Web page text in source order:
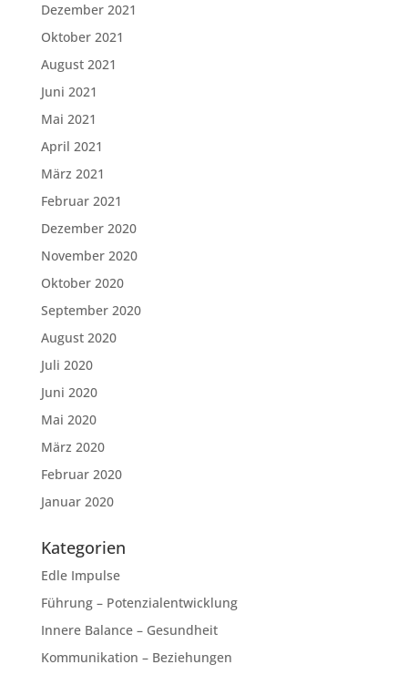
Dezember 2021
Oktober 2021
August 2021
Juni 2021
Mai 2021
April 2021
März 2021
Februar 2021
Dezember 2020
November 2020
Oktober 2020
September 2020
August 2020
Juli 2020
Juni 2020
Mai 2020
März 2020
Februar 2020
Januar 2020
Kategorien
Edle Impulse
Führung – Potenzialentwicklung
Innere Balance – Gesundheit
Kommunikation – Beziehungen